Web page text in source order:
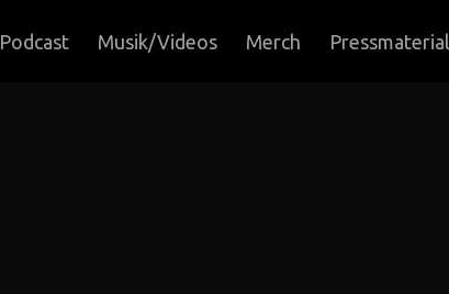
Podcast Musik/Videos Merch Pressmaterial